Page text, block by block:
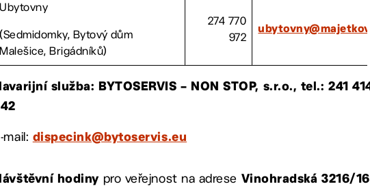
Ubytovny
(Sedmidomky, Bytový dům
Malešice, Brigádníků)
274 770
972
služba: BYTOSERVIS – NON STOP, s.r.o., tel.: 241
mail: dispecink@bytoservis.eu
hodiny pro veřejnost na adrese Vinohradská 3216/